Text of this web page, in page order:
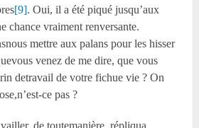
[9]. Oui, il a été piqué jusqu’aux
chance vraiment renversante.
mettre aux palans pour les hisser
venez de me dire, que vous
detravail de votre fichue vie ? On
ce pas ?